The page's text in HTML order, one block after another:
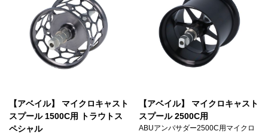
【アベイル】 マイクロキャスト
スプール 1500C用 トラウトス
ペシャル
【アベイル】 マイクロキャスト
スプール 2500C用
ABUアンバサダー2500C用マイクロ